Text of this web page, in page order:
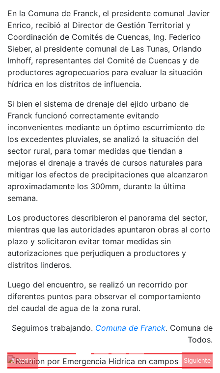
En la Comuna de Franck, el presidente comunal Javier
Enrico, recibió al Director de Gestión Territorial y
Coordinación de Comités de Cuencas, Ing. Federico
Sieber, al presidente comunal de Las Tunas, Orlando
Imhoff, representantes del Comité de Cuencas y de
productores agropecuarios para evaluar la situación
hídrica en los distritos de influencia.
Si bien el sistema de drenaje del ejido urbano de
Franck funcionó correctamente evitando
inconvenientes mediante un óptimo escurrimiento de
los excedentes pluviales, se analizó la situación del
sector rural, para tomar medidas que tiendan a
mejoras el drenaje a través de cursos naturales para
mitigar los efectos de precipitaciones que alcanzaron
aproximadamente los 300mm, durante la última
semana.
Los productores describieron el panorama del sector,
mientras que las autoridades apuntaron obras al corto
plazo y solicitaron evitar tomar medidas sin
autorizaciones que perjudiquen a productores y
distritos linderos.
Luego del encuentro, se realizó un recorrido por
diferentes puntos para observar el comportamiento
del caudal de agua de la zona rural.
Seguimos trabajando. Comuna de Franck. Comuna de
Todos.
Anterior Siguiente